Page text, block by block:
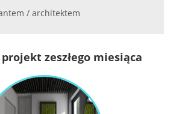
/ architektem
zeszłego miesiąca